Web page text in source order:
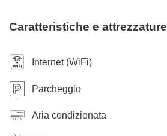
Caratteristiche e attrezzature
Internet (WiFi)
Parcheggio
Aria condizionata